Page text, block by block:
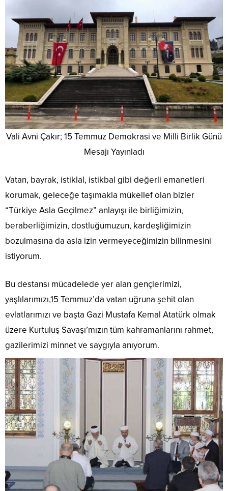
Vali Avni Çakır; 15 Temmuz Demokrasi ve Milli Birlik Günü
Mesajı Yayınladı
Vatan, bayrak, istiklal, istikbal gibi değerli emanetleri
korumak, geleceğe taşımakla mükellef olan bizler
“Türkiye Asla Geçilmez” anlayışı ile birliğimizin,
beraberliğimizin, dostluğumuzun, kardeşliğimizin
bozulmasına da asla izin vermeyeceğimizin bilinmesini
istiyorum.
Bu destansı mücadelede yer alan gençlerimizi,
yaşlılarımızı,15 Temmuz’da vatan uğruna şehit olan
evlatlarımızı ve başta Gazi Mustafa Kemal Atatürk olmak
üzere Kurtuluş Savaşı’mızın tüm kahramanlarını rahmet,
gazilerimizi minnet ve saygıyla anıyorum.